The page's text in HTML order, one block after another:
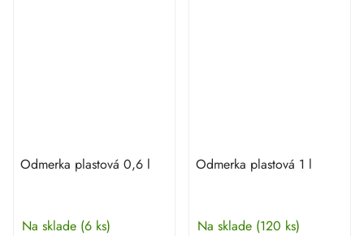
Odmerka plastová 0,6 l
Na sklade (6 ks)
Odmerka plastová 1 l
Na sklade (120 ks)